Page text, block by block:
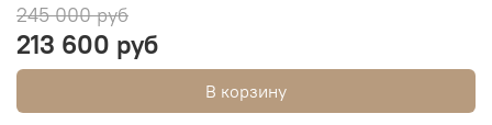
245 000 руб
213 600 руб
В корзину